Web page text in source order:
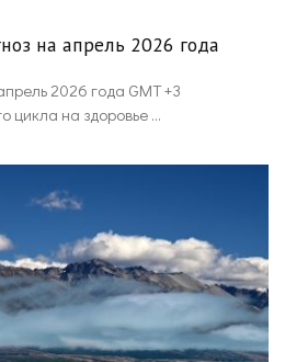
на апрель 2026 года
2026 года GMT +3
цикла на здоровье ...